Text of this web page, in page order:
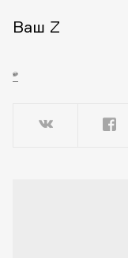
Ваш Z